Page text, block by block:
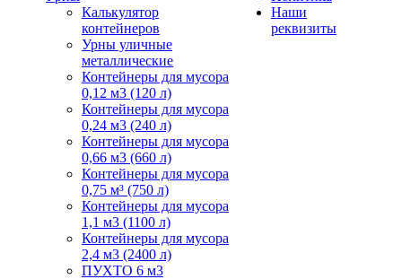
Калькулятор
контейнеров
Урны уличные
металлические
Контейнеры для мусора
0,12 м3 (120 л)
Контейнеры для мусора
0,24 м3 (240 л)
Контейнеры для мусора
0,66 м3 (660 л)
Контейнеры для мусора
0,75 м³ (750 л)
Контейнеры для мусора
1,1 м3 (1100 л)
Контейнеры для мусора
2,4 м3 (2400 л)
ПУХТО 6 м3
Наши
реквизиты